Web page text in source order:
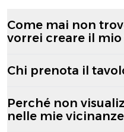
Come mai non
vorrei creare il mio
Chi prenota il
Perché non
nelle mie